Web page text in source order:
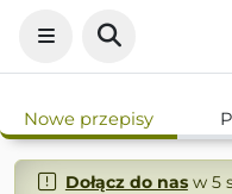
Nowe przepisy
Dołącz do nasw 5